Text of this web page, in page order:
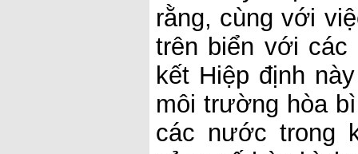
rằng, cùng với
trên biển với
kết Hiệp định
môi trường hòa
các nước trong